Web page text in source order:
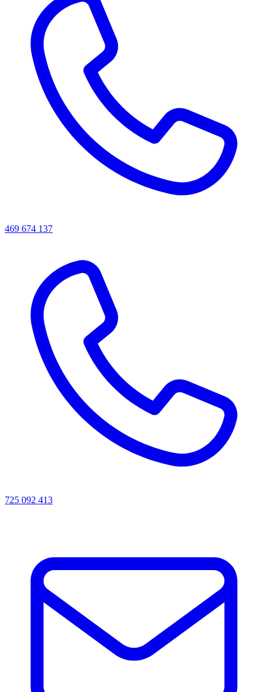
469 674 137
725 092 413